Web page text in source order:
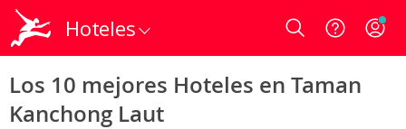
Hoteles Login
Los 10 mejores Hoteles en Taman
Kanchong Laut